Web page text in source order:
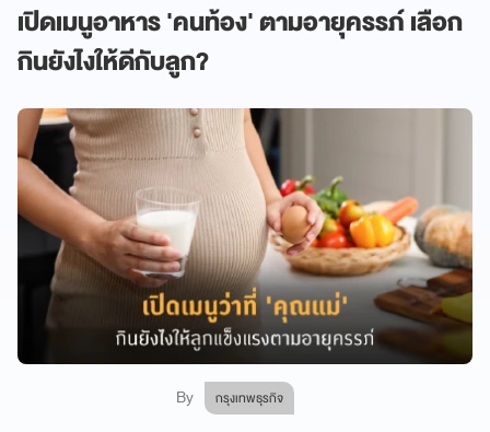
เปิดเมนูอาหาร 'คนท้อง' ตามอายุครรภ์ เลือก
กินยังไงให้ดีกับลูก?
By กรุงเทพธุรกิจ